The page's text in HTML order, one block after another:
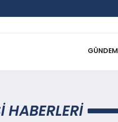
GÜNDEM
HABERLERI